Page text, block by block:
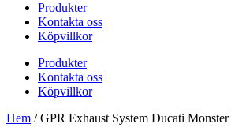
Produkter
Kontakta oss
Köpvillkor
Produkter
Kontakta oss
Köpvillkor
Hem / GPR Exhaust System Ducati